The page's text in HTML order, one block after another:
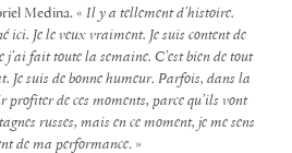
Medina. « Il y a tellement d’histoire.
ici. Je le veux vraiment. Je suis content de
j’ai fait toute la semaine. C’est bien de tout
Je suis de bonne humeur. Parfois, dans la
profiter de ces moments, parce qu’ils vont
russes, mais en ce moment, je me sens
de ma performance. »